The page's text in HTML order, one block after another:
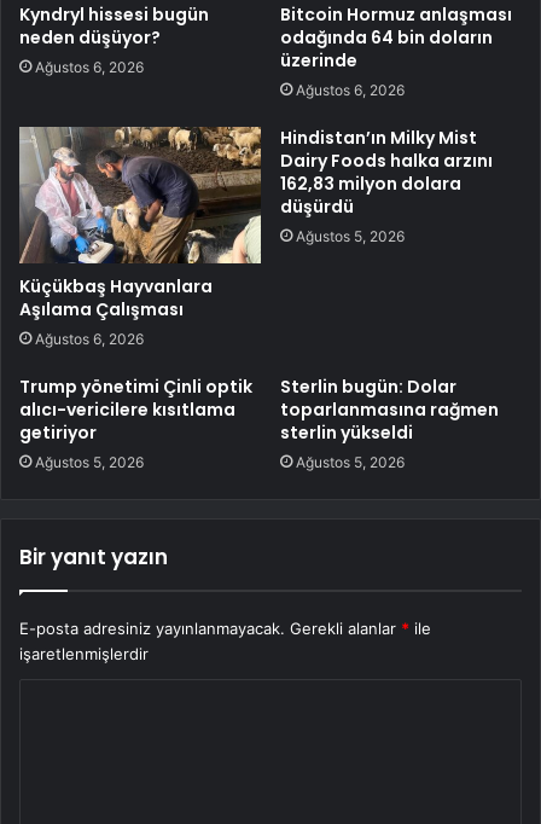
Kyndryl hissesi bugün
neden düşüyor?
Ağustos 6, 2026
Bitcoin Hormuz anlaşması
odağında 64 bin doların
üzerinde
Ağustos 6, 2026
Küçükbaş Hayvanlara
Aşılama Çalışması
Ağustos 6, 2026
Hindistan’ın Milky Mist
Dairy Foods halka arzını
162,83 milyon dolara
düşürdü
Ağustos 5, 2026
Trump yönetimi Çinli optik
alıcı-vericilere kısıtlama
getiriyor
Ağustos 5, 2026
Sterlin bugün: Dolar
toparlanmasına rağmen
sterlin yükseldi
Ağustos 5, 2026
Bir yanıt yazın
E-posta adresiniz yayınlanmayacak. Gerekli alanlar * ile
işaretlenmişlerdir